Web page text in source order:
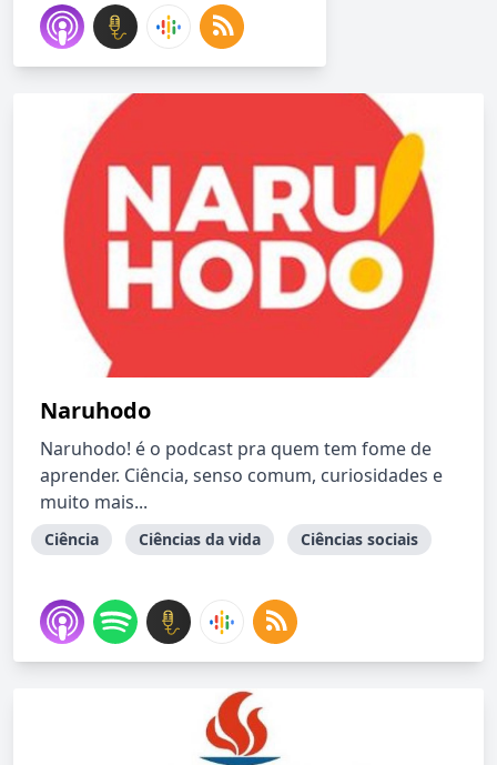
Naruhodo
Naruhodo! é o podcast pra quem tem fome de
aprender. Ciência, senso comum, curiosidades e
muito mais...
Ciência Ciências da vida Ciências sociais